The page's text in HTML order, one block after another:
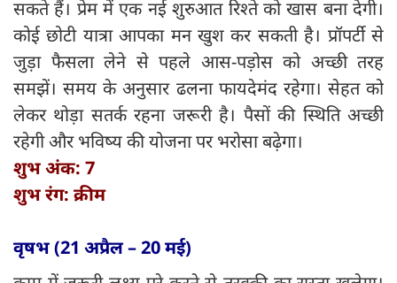
सकते हैं। प्रेम में एक नई शुरुआत रिश्ते को खास बना देगी।
कोई छोटी यात्रा आपका मन खुश कर सकती है। प्रॉपर्टी से
जुड़ा फैसला लेने से पहले आस-पड़ोस को अच्छी तरह
समझें। समय के अनुसार ढलना फायदेमंद रहेगा। सेहत को
लेकर थोड़ा सतर्क रहना जरूरी है। पैसों की स्थिति अच्छी
रहेगी और भविष्य की योजना पर भरोसा बढ़ेगा।
शुभ अंक: 7
शुभ रंग: क्रीम
वृषभ (21 अप्रैल – 20 मई)